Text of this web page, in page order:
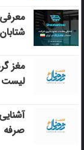
مغز
لیست
صرفه